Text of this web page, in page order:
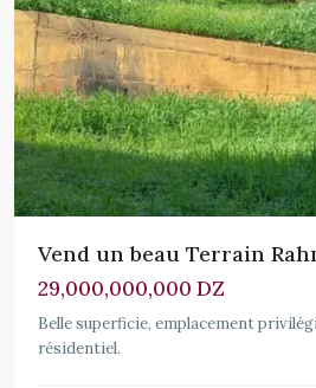
Vend un beau Terrain
29,000,000,000 DZ
Belle superficie, emplacement
résidentiel.